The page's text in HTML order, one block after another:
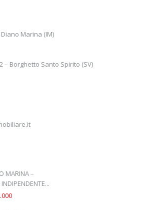
Marina (IM)
– Borghetto Santo Spirito (SV)
MARINA –